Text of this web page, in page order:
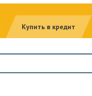
Купить в кредит